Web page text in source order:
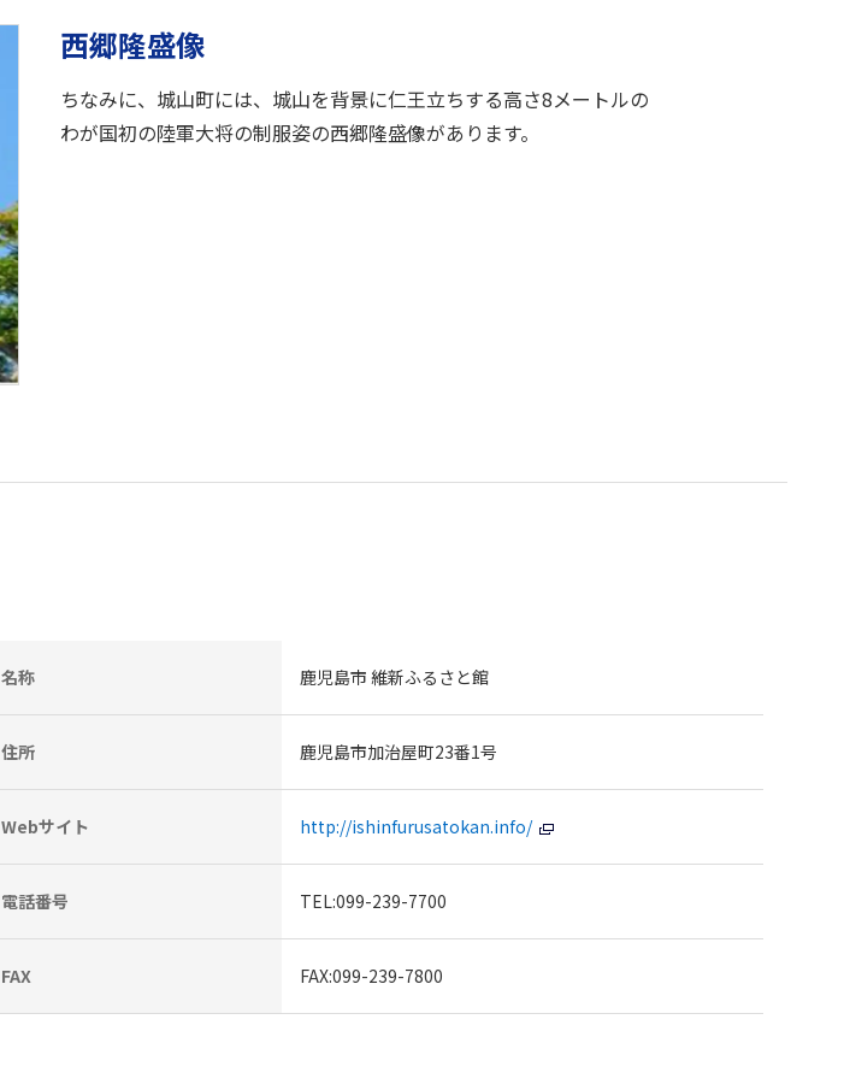
西郷隆盛像
ちなみに、城山町には、城山を背景に仁王立ちする高さ8メートルの
わが国初の陸軍大将の制服姿の西郷隆盛像があります。
名称 鹿児島市 維新ふるさと館
住所 鹿児島市加治屋町23番1号
Webサイト http://ishinfurusatokan.info/
電話番号 TEL:099-239-7700
FAX FAX:099-239-7800